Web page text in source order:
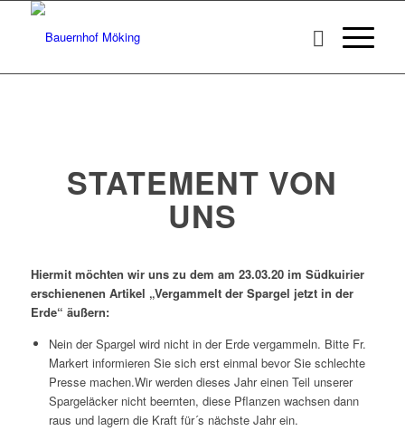
STATEMENT VON
UNS
Hiermit möchten wir uns zu dem am 23.03.20 im Südkuirier
erschienenen Artikel „Vergammelt der Spargel jetzt in der
Erde“ äußern:
Nein der Spargel wird nicht in der Erde vergammeln. Bitte Fr.
Markert informieren Sie sich erst einmal bevor Sie schlechte
Presse machen.Wir werden dieses Jahr einen Teil unserer
Spargeläcker nicht beernten, diese Pflanzen wachsen dann
raus und lagern die Kraft für´s nächste Jahr ein.